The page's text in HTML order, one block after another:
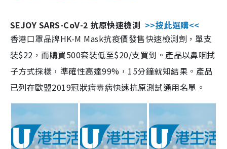
SEJOY SARS-CoV-2 抗原快速檢測 >>按此選購<<
香港口罩品牌HK-M Mask抗疫價發售快速檢測劑，單支
裝$22，而購買500套裝低至$20/支買到。產品以鼻咽拭
子方式採樣，準確性高達99%，15分鐘就知結果。產品
已列在歐盟2019冠狀病毒病快速抗原測試通用名單。